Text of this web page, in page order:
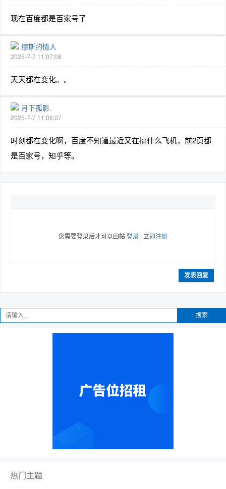
现在百度都是百家号了
缪斯的情人
2025-7-7 11:07:08
天天都在变化。。
月下孤影.
2025-7-7 11:08:07
时刻都在变化啊，百度不知道最近又在搞什么飞机，前2页都
是百家号，知乎等。
您需要登录后才可以回帖登录 | 立即注册
发表回复
搜索
热门主题